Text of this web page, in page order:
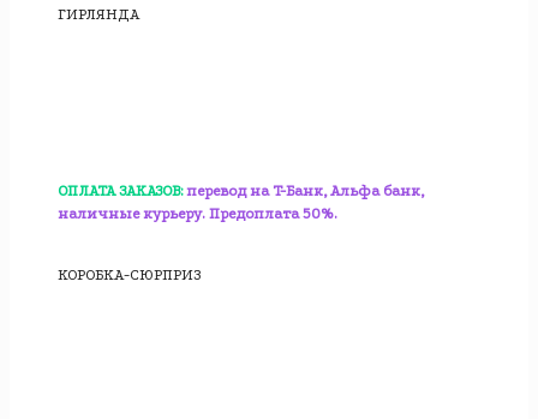
ГИРЛЯНДА
ОПЛАТА ЗАКАЗОВ: перевод на T-Банк, Альфа банк,
наличные курьеру. Предоплата 50%.
КОРОБКА-СЮРПРИЗ